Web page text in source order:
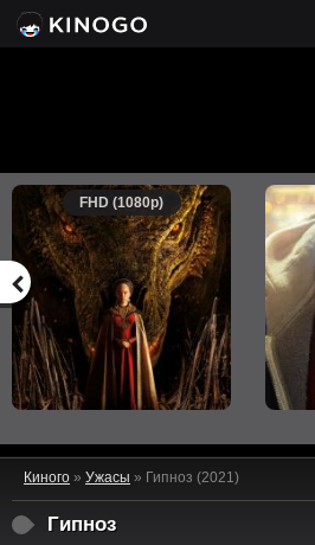
FHD (1080p)
Киного » Ужасы » Гипноз (2021)
Гипноз